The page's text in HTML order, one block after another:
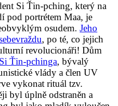
Si Ťin-pching, který na
pod portrétem Maa, je
osudem. Jeho
, po té, co jejich
revolucionáři! Dům
Ťin-pchinga, bývalý
vlády a člen UV
vykonat rituál tzv.
byl úplně odstraněn a